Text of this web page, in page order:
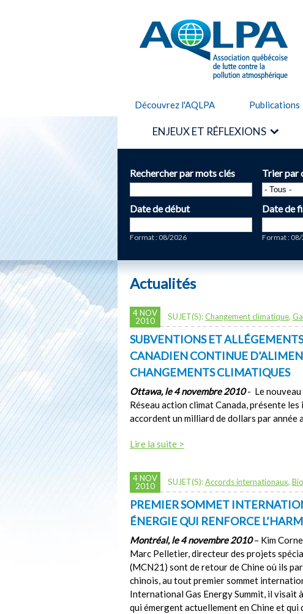
AQLPA
Découvrez l'AQLPA Publications
ENJEUX ET RÉFLEXIONS
Rechercher par mots clés Trier par
Date de début
Format : 08/2026
Date de
Format :
Actualités
4 NOV
2010
SUJET(S):Changement climatique,
SUBVENTIONS ET
CANADIEN CONTINUE
CHANGEMENTS CLIMATIQUES
Ottawa, le 4 novembre 2010- Le nouveau
Réseau action climat Canada, présente
accordent un milliard de dollars par
Lire la suite >
4 NOV
2010
SUJET(S):Accords internationaux,
PREMIER SOMMET
ÉNERGIE QUI RENFORCE
Montréal, le 4 novembre 2010– Kim
Marc Pelletier, directeur des projets
(MCN21) sont de retour de Chine où ils
chinois, au tout premier sommet
International Gas Energy Summit, il visait
qui émergent actuellement en Chine et